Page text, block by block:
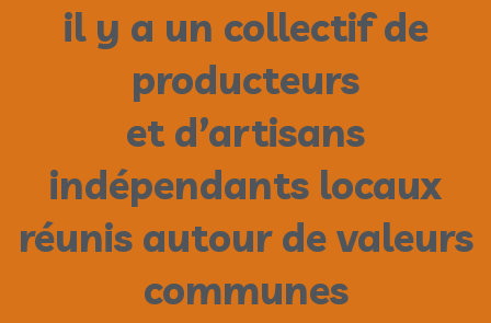
il y a un collectif de
producteurs
et d’artisans
indépendants locaux
réunis autour de valeurs
communes